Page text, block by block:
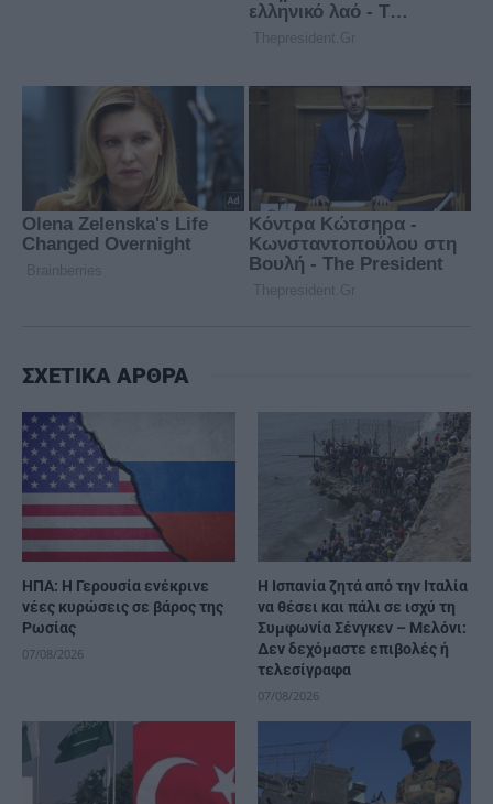
ΣΧΕΤΙΚΑ ΑΡΘΡΑ
ΗΠΑ: Η Γερουσία ενέκρινε
νέες κυρώσεις σε βάρος της
Ρωσίας
07/08/2026
H Ισπανία ζητά από την Ιταλία
να θέσει και πάλι σε ισχύ τη
Συμφωνία Σένγκεν – Μελόνι:
Δεν δεχόμαστε επιβολές ή
τελεσίγραφα
07/08/2026